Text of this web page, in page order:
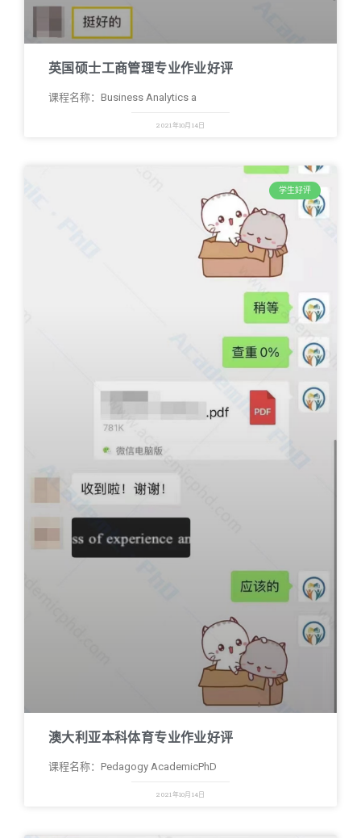
英国硕士工商管理专业作业好评
课程名称：Business Analytics a
2021年10月14日
学生好评
澳大利亚本科体育专业作业好评
课程名称：Pedagogy AcademicPhD
2021年10月14日